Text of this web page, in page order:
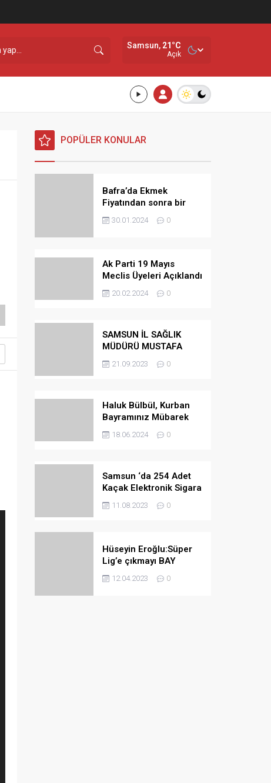
Samsun, 21 °C
Açık
POPÜLER KONULAR
Bafra’da Ekmek
Fiyatından sonra bir
Zamda Dolmuş
Ücretlerine
30.01.2024 0
Ak Parti 19 Mayıs
Meclis Üyeleri Açıklandı
20.02.2024 0
SAMSUN İL SAĞLIK
MÜDÜRÜ MUSTAFA
URAS OLDU
21.09.2023 0
Haluk Bülbül, Kurban
Bayramınız Mübarek
Olsun
18.06.2024 0
Samsun ‘da 254 Adet
Kaçak Elektronik Sigara
Ele Geçirilmiştir
11.08.2023 0
Hüseyin Eroğlu:Süper
Lig’e çıkmayı BAY
haftada bile
garantileyebiliriz
12.04.2023 0